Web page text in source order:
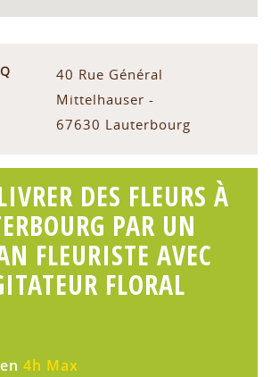
40 Rue Général
Mittelhauser -
67630 Lauterbourg
DES FLEURS À
PAR UN
FLEURISTE AVEC
FLORAL
4h Max